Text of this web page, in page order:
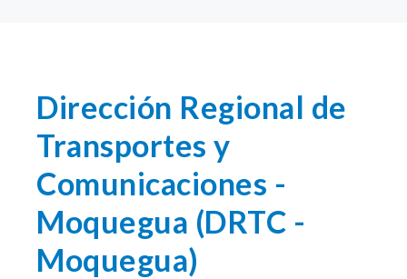
Dirección Regional de
Transportes y
Comunicaciones -
Moquegua (DRTC -
Moquegua)